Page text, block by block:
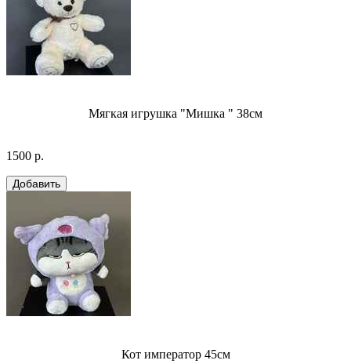
Мягкая игрушка "Мишка " 38см
1500 р.
Кот император 45см